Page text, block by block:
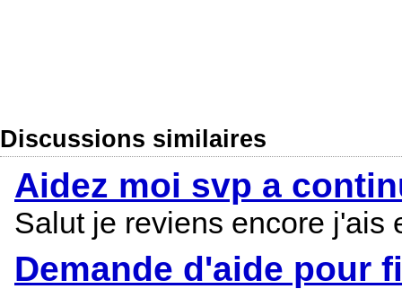
Discussions similaires
Aidez moi svp a
Salut je reviens encore j'ais
Demande d'aide pour